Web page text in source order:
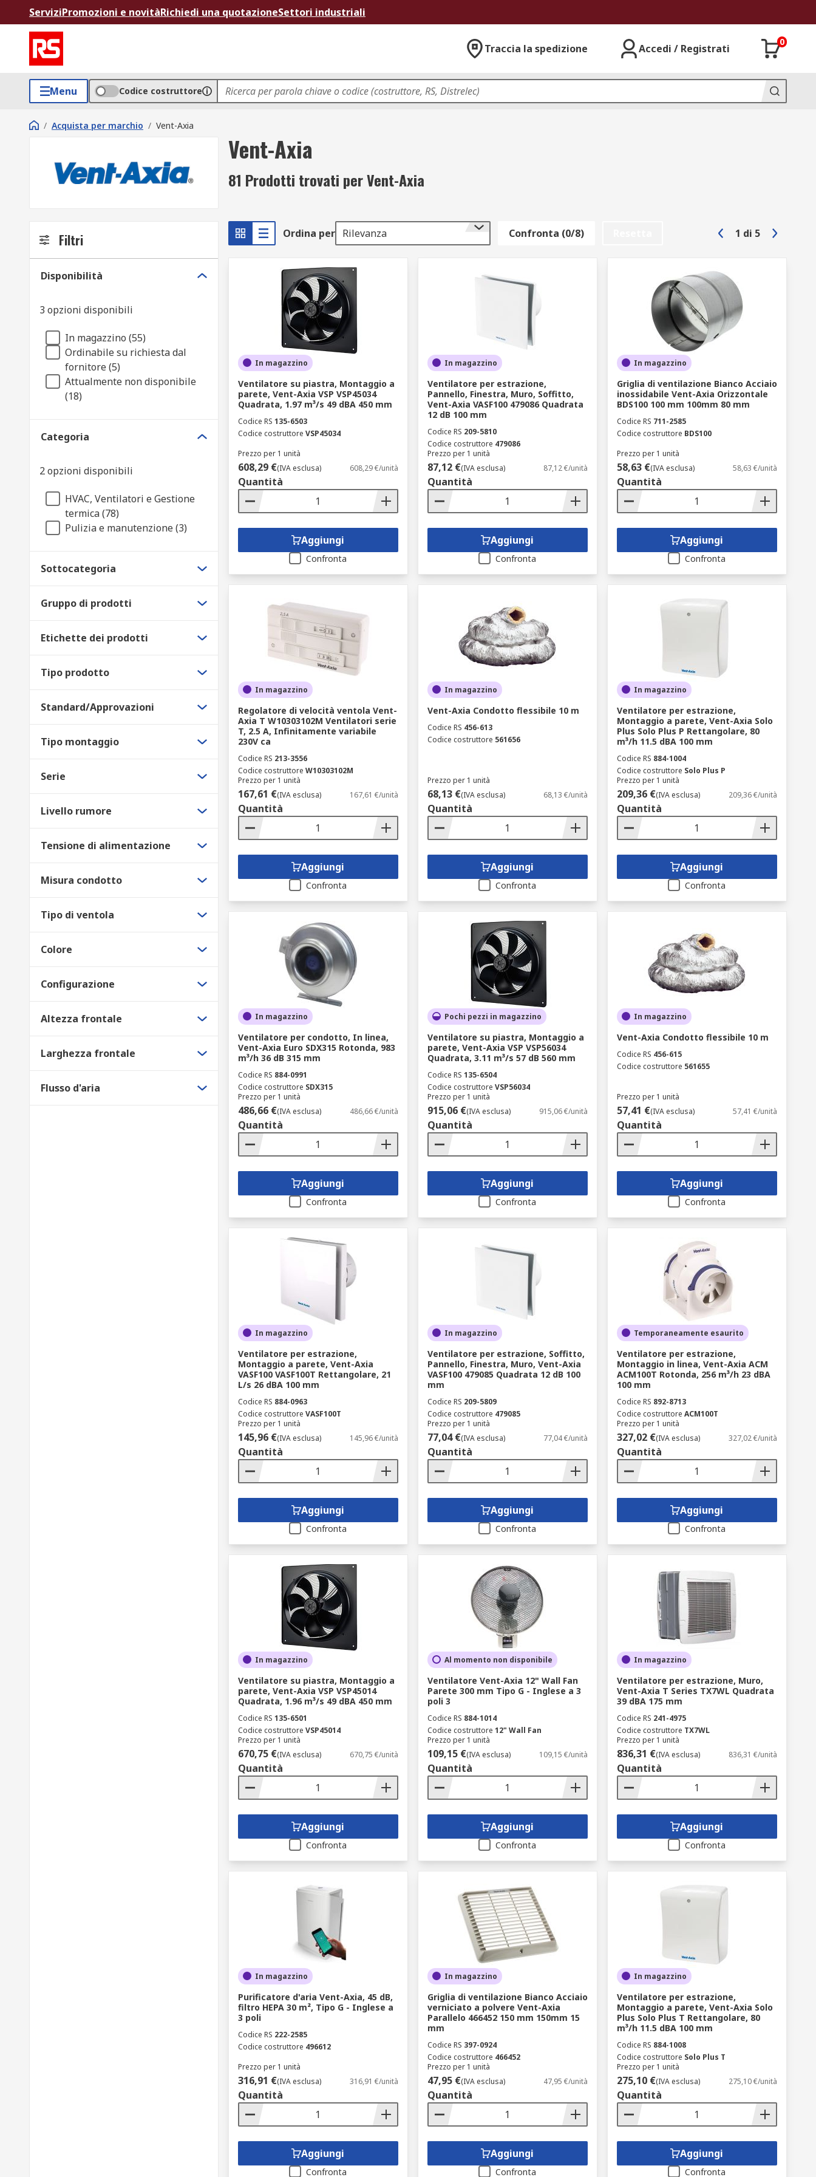
ServiziPromozioni e novitàRichiedi una quotazioneSettori industriali
Traccia la spedizione Accedi / Registrati
0
Menu Codice costruttore
/ Acquista per marchio / Vent-Axia
Vent-Axia
81 Prodotti trovati per Vent-Axia
Filtri
Disponibilità
3 opzioni disponibili
In magazzino (55)
Ordinabile su richiesta dal
fornitore (5)
Attualmente non disponibile
(18)
Categoria
2 opzioni disponibili
HVAC, Ventilatori e Gestione
termica (78)
Pulizia e manutenzione (3)
Sottocategoria
Gruppo di prodotti
Etichette dei prodotti
Tipo prodotto
Standard/Approvazioni
Tipo montaggio
Serie
Livello rumore
Tensione di alimentazione
Misura condotto
Tipo di ventola
Colore
Configurazione
Altezza frontale
Larghezza frontale
Flusso d'aria
Ordina per Rilevanza Confronta (0/8) 1 di 5
In magazzino
Ventilatore su piastra, Montaggio a
parete, Vent-Axia VSP VSP45034
Quadrata, 1.97 m³/s 49 dBA 450 mm
Codice RS 135-6503
Codice costruttore VSP45034
Prezzo per 1 unità
608,29 €(IVA esclusa) 608,29 €/unità
Quantità
Aggiungi
Confronta
In magazzino
Ventilatore per estrazione,
Pannello, Finestra, Muro, Soffitto,
Vent-Axia VASF100 479086 Quadrata
12 dB 100 mm
Codice RS 209-5810
Codice costruttore 479086
Prezzo per 1 unità
87,12 €(IVA esclusa) 87,12 €/unità
Quantità
Aggiungi
Confronta
In magazzino
Griglia di ventilazione Bianco Acciaio
inossidabile Vent-Axia Orizzontale
BDS100 100 mm 100mm 80 mm
Codice RS 711-2585
Codice costruttore BDS100
Prezzo per 1 unità
58,63 €(IVA esclusa) 58,63 €/unità
Quantità
Aggiungi
Confronta
In magazzino
Regolatore di velocità ventola Vent-
Axia T W10303102M Ventilatori serie
T, 2.5 A, Infinitamente variabile
230V ca
Codice RS 213-3556
Codice costruttore W10303102M
Prezzo per 1 unità
167,61 €(IVA esclusa) 167,61 €/unità
Quantità
Aggiungi
Confronta
In magazzino
Vent-Axia Condotto flessibile 10 m
Codice RS 456-613
Codice costruttore 561656
Prezzo per 1 unità
68,13 €(IVA esclusa) 68,13 €/unità
Quantità
Aggiungi
Confronta
In magazzino
Ventilatore per estrazione,
Montaggio a parete, Vent-Axia Solo
Plus Solo Plus P Rettangolare, 80
m³/h 11.5 dBA 100 mm
Codice RS 884-1004
Codice costruttore Solo Plus P
Prezzo per 1 unità
209,36 €(IVA esclusa) 209,36 €/unità
Quantità
Aggiungi
Confronta
In magazzino
Ventilatore per condotto, In linea,
Vent-Axia Euro SDX315 Rotonda, 983
m³/h 36 dB 315 mm
Codice RS 884-0991
Codice costruttore SDX315
Prezzo per 1 unità
486,66 €(IVA esclusa) 486,66 €/unità
Quantità
Aggiungi
Confronta
Pochi pezzi in magazzino
Ventilatore su piastra, Montaggio a
parete, Vent-Axia VSP VSP56034
Quadrata, 3.11 m³/s 57 dB 560 mm
Codice RS 135-6504
Codice costruttore VSP56034
Prezzo per 1 unità
915,06 €(IVA esclusa) 915,06 €/unità
Quantità
Aggiungi
Confronta
In magazzino
Vent-Axia Condotto flessibile 10 m
Codice RS 456-615
Codice costruttore 561655
Prezzo per 1 unità
57,41 €(IVA esclusa) 57,41 €/unità
Quantità
Aggiungi
Confronta
In magazzino
Ventilatore per estrazione,
Montaggio a parete, Vent-Axia
VASF100 VASF100T Rettangolare, 21
L/s 26 dBA 100 mm
Codice RS 884-0963
Codice costruttore VASF100T
Prezzo per 1 unità
145,96 €(IVA esclusa) 145,96 €/unità
Quantità
Aggiungi
Confronta
In magazzino
Ventilatore per estrazione, Soffitto,
Pannello, Finestra, Muro, Vent-Axia
VASF100 479085 Quadrata 12 dB 100
mm
Codice RS 209-5809
Codice costruttore 479085
Prezzo per 1 unità
77,04 €(IVA esclusa) 77,04 €/unità
Quantità
Aggiungi
Confronta
Temporaneamente esaurito
Ventilatore per estrazione,
Montaggio in linea, Vent-Axia ACM
ACM100T Rotonda, 256 m³/h 23 dBA
100 mm
Codice RS 892-8713
Codice costruttore ACM100T
Prezzo per 1 unità
327,02 €(IVA esclusa) 327,02 €/unità
Quantità
Aggiungi
Confronta
In magazzino
Ventilatore su piastra, Montaggio a
parete, Vent-Axia VSP VSP45014
Quadrata, 1.96 m³/s 49 dBA 450 mm
Codice RS 135-6501
Codice costruttore VSP45014
Prezzo per 1 unità
670,75 €(IVA esclusa) 670,75 €/unità
Quantità
Aggiungi
Confronta
Al momento non disponibile
Ventilatore Vent-Axia 12" Wall Fan
Parete 300 mm Tipo G - Inglese a 3
poli 3
Codice RS 884-1014
Codice costruttore 12" Wall Fan
Prezzo per 1 unità
109,15 €(IVA esclusa) 109,15 €/unità
Quantità
Aggiungi
Confronta
In magazzino
Ventilatore per estrazione, Muro,
Vent-Axia T Series TX7WL Quadrata
39 dBA 175 mm
Codice RS 241-4975
Codice costruttore TX7WL
Prezzo per 1 unità
836,31 €(IVA esclusa) 836,31 €/unità
Quantità
Aggiungi
Confronta
In magazzino
Purificatore d'aria Vent-Axia, 45 dB,
filtro HEPA 30 m², Tipo G - Inglese a
3 poli
Codice RS 222-2585
Codice costruttore 496612
Prezzo per 1 unità
316,91 €(IVA esclusa) 316,91 €/unità
Quantità
Aggiungi
Confronta
In magazzino
Griglia di ventilazione Bianco Acciaio
verniciato a polvere Vent-Axia
Parallelo 466452 150 mm 150mm 15
mm
Codice RS 397-0924
Codice costruttore 466452
Prezzo per 1 unità
47,95 €(IVA esclusa) 47,95 €/unità
Quantità
Aggiungi
Confronta
In magazzino
Ventilatore per estrazione,
Montaggio a parete, Vent-Axia Solo
Plus Solo Plus T Rettangolare, 80
m³/h 11.5 dBA 100 mm
Codice RS 884-1008
Codice costruttore Solo Plus T
Prezzo per 1 unità
275,10 €(IVA esclusa) 275,10 €/unità
Quantità
Aggiungi
Confronta